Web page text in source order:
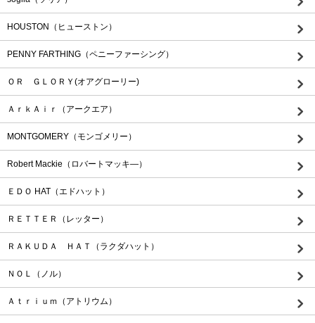
HOUSTON（ヒューストン）
PENNY FARTHING（ペニーファーシング）
ＯＲ ＧＬＯＲＹ(オアグローリー)
ＡｒｋＡｉｒ（アークエア）
MONTGOMERY（モンゴメリー）
Robert Mackie（ロバートマッキ―）
ＥＤＯ HAT（エドハット）
ＲＥＴＴＥＲ（レッター）
ＲＡＫＵＤＡ ＨＡＴ（ラクダハット）
ＮＯＬ（ノル）
Ａｔｒｉｕｍ（アトリウム）